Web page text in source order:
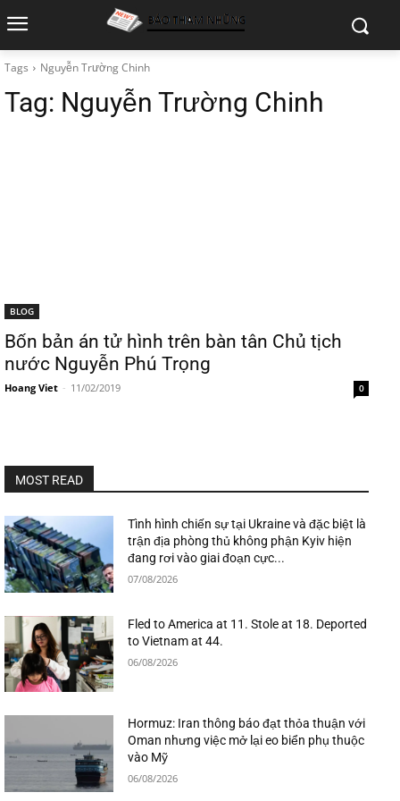
Tags Nguyễn Trường Chinh
Tag: Nguyễn Trường Chinh
BLOG
Bốn bản án tử hình trên bàn tân Chủ tịch
nước Nguyễn Phú Trọng
Hoang Viet - 11/02/2019 0
MOST READ
Tình hình chiến sự tại Ukraine và đặc biệt là
trận địa phòng thủ không phận Kyiv hiện
đang rơi vào giai đoạn cực...
07/08/2026
Fled to America at 11. Stole at 18. Deported
to Vietnam at 44.
06/08/2026
Hormuz: Iran thông báo đạt thỏa thuận với
Oman nhưng việc mở lại eo biển phụ thuộc
vào Mỹ
06/08/2026